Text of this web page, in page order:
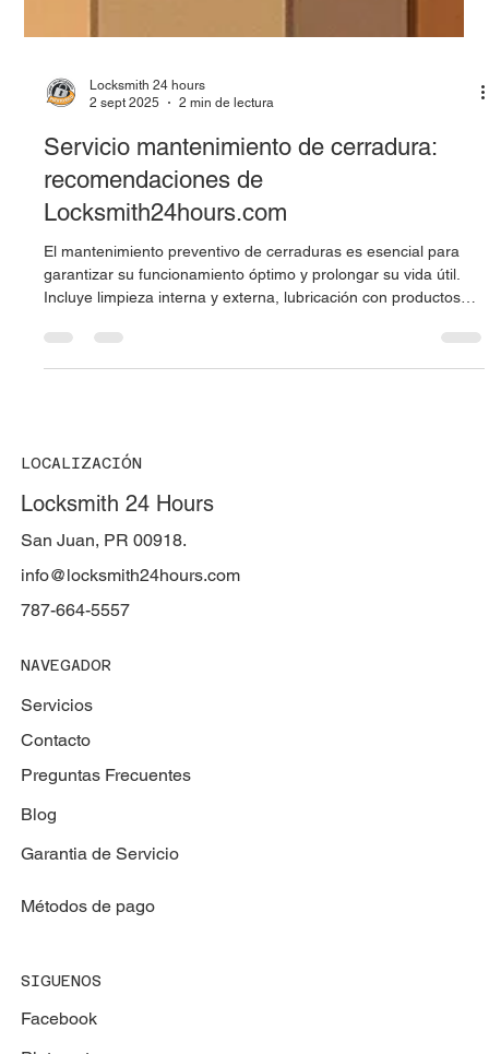
Locksmith 24 hours
2 sept 2025
2 min de lectura
Servicio mantenimiento de cerradura:
recomendaciones de
Locksmith24hours.com
garantizar su funcionamiento óptimo y prolongar su vida útil.
ayuda a evitar emergencias, reduce costos de reparación y
Locksmith 24 Hours
San Juan, PR 00918.
787-664-5557
NAVEGADOR
Servicios
Contacto
Garantia de Servicio
Métodos de pago